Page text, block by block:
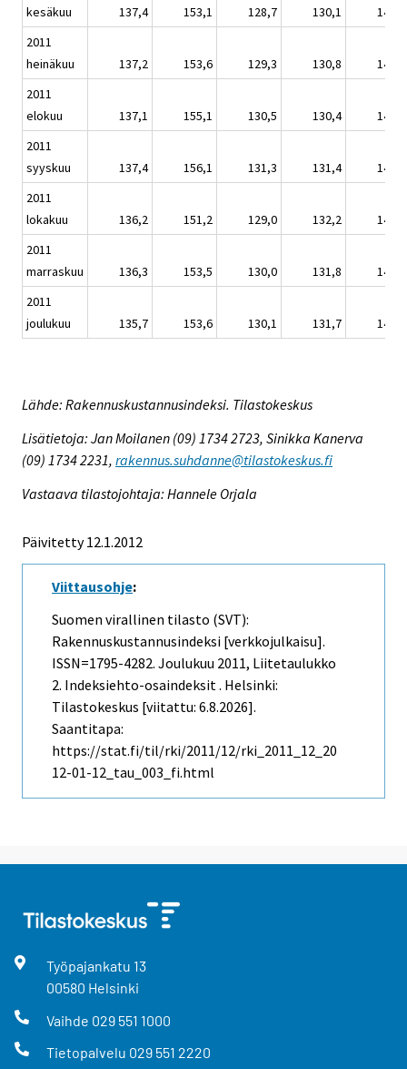
kesäkuu
137,4 153,1 128,7 130,1
147,9
2011
heinäkuu
137,2 153,6 129,3 130,8
147,7
2011
elokuu
137,1 155,1 130,5 130,4
147,5
2011
syyskuu
137,4 156,1 131,3 131,4
147,9
2011
lokakuu
136,2 151,2 129,0 132,2
146,6
2011
marraskuu
136,3 153,5 130,0 131,8
146,7
2011
joulukuu
135,7 153,6 130,1 131,7 146,0
Lähde: Rakennuskustannusindeksi. Tilastokeskus
Lisätietoja: Jan Moilanen (09) 1734 2723, Sinikka Kanerva
(09) 1734 2231, rakennus.suhdanne@tilastokeskus.fi
Vastaava tilastojohtaja: Hannele Orjala
Päivitetty 12.1.2012
Viittausohje:
Suomen virallinen tilasto (SVT):
Rakennuskustannusindeksi [verkkojulkaisu].
ISSN=1795-4282. Joulukuu 2011, Liitetaulukko
2. Indeksiehto-osaindeksit . Helsinki:
Tilastokeskus [viitattu: 6.8.2026].
Saantitapa:
https://stat.fi/til/rki/2011/12/rki_2011_12_20
12-01-12_tau_003_fi.html
Työpajankatu 13
00580 Helsinki
Vaihde 029 551 1000
Tietopalvelu 029 551 2220